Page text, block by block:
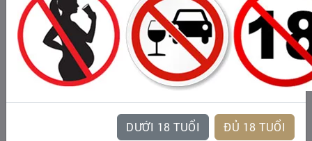
DƯỚI 18 TUỔI ĐỦ 18 TUỔI